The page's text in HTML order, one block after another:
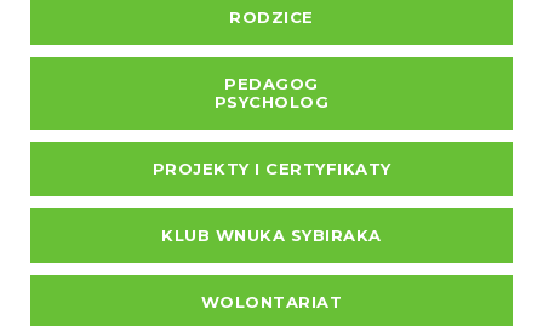
RODZICE
PEDAGOG
PSYCHOLOG
PROJEKTY I CERTYFIKATY
KLUB WNUKA SYBIRAKA
WOLONTARIAT